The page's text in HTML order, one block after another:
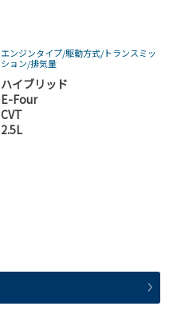
エンジンタイプ/駆動方式/トランスミッ
ション/排気量
ハイブリッド
E-Four
CVT
2.5L